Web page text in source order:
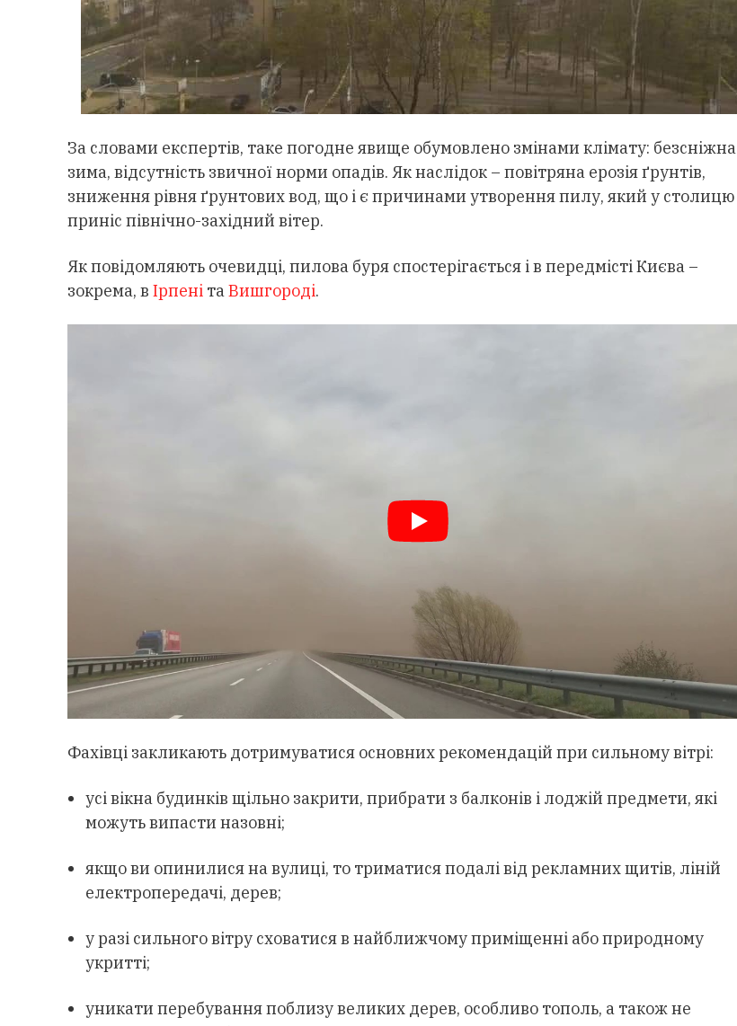
За словами експертів, таке погодне явище обумовлено змінами клімату: безсніжна
зима, відсутність звичної норми опадів. Як наслідок – повітряна ерозія ґрунтів,
зниження рівня ґрунтових вод, що і є причинами утворення пилу, який у столицю
приніс північно-західний вітер.
Як повідомляють очевидці, пилова буря спостерігається і в передмісті Києва –
зокрема, в Ірпені таВишгороді.
Фахівці закликають дотримуватися основних рекомендацій при сильному вітрі:
усі вікна будинків щільно закрити, прибрати з балконів і лоджій предмети, які
можуть випасти назовні;
якщо ви опинилися на вулиці, то триматися подалі від рекламних щитів, ліній
електропередачі, дерев;
у разі сильного вітру сховатися в найближчому приміщенні або природному
укритті;
уникати перебування поблизу великих дерев, особливо тополь, а також не